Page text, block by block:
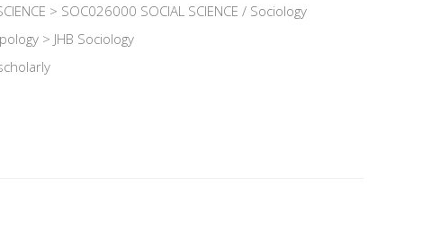
> SOC026000 SOCIAL SCIENCE / Sociology
> JHB Sociology